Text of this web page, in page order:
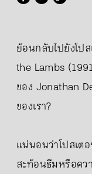
ย้อนกลับไปยังโป
the Lambs
ของ Jonathan
ของเรา?
แน่นอนว่าโปสเต
สะท้อนธีมหรือคว